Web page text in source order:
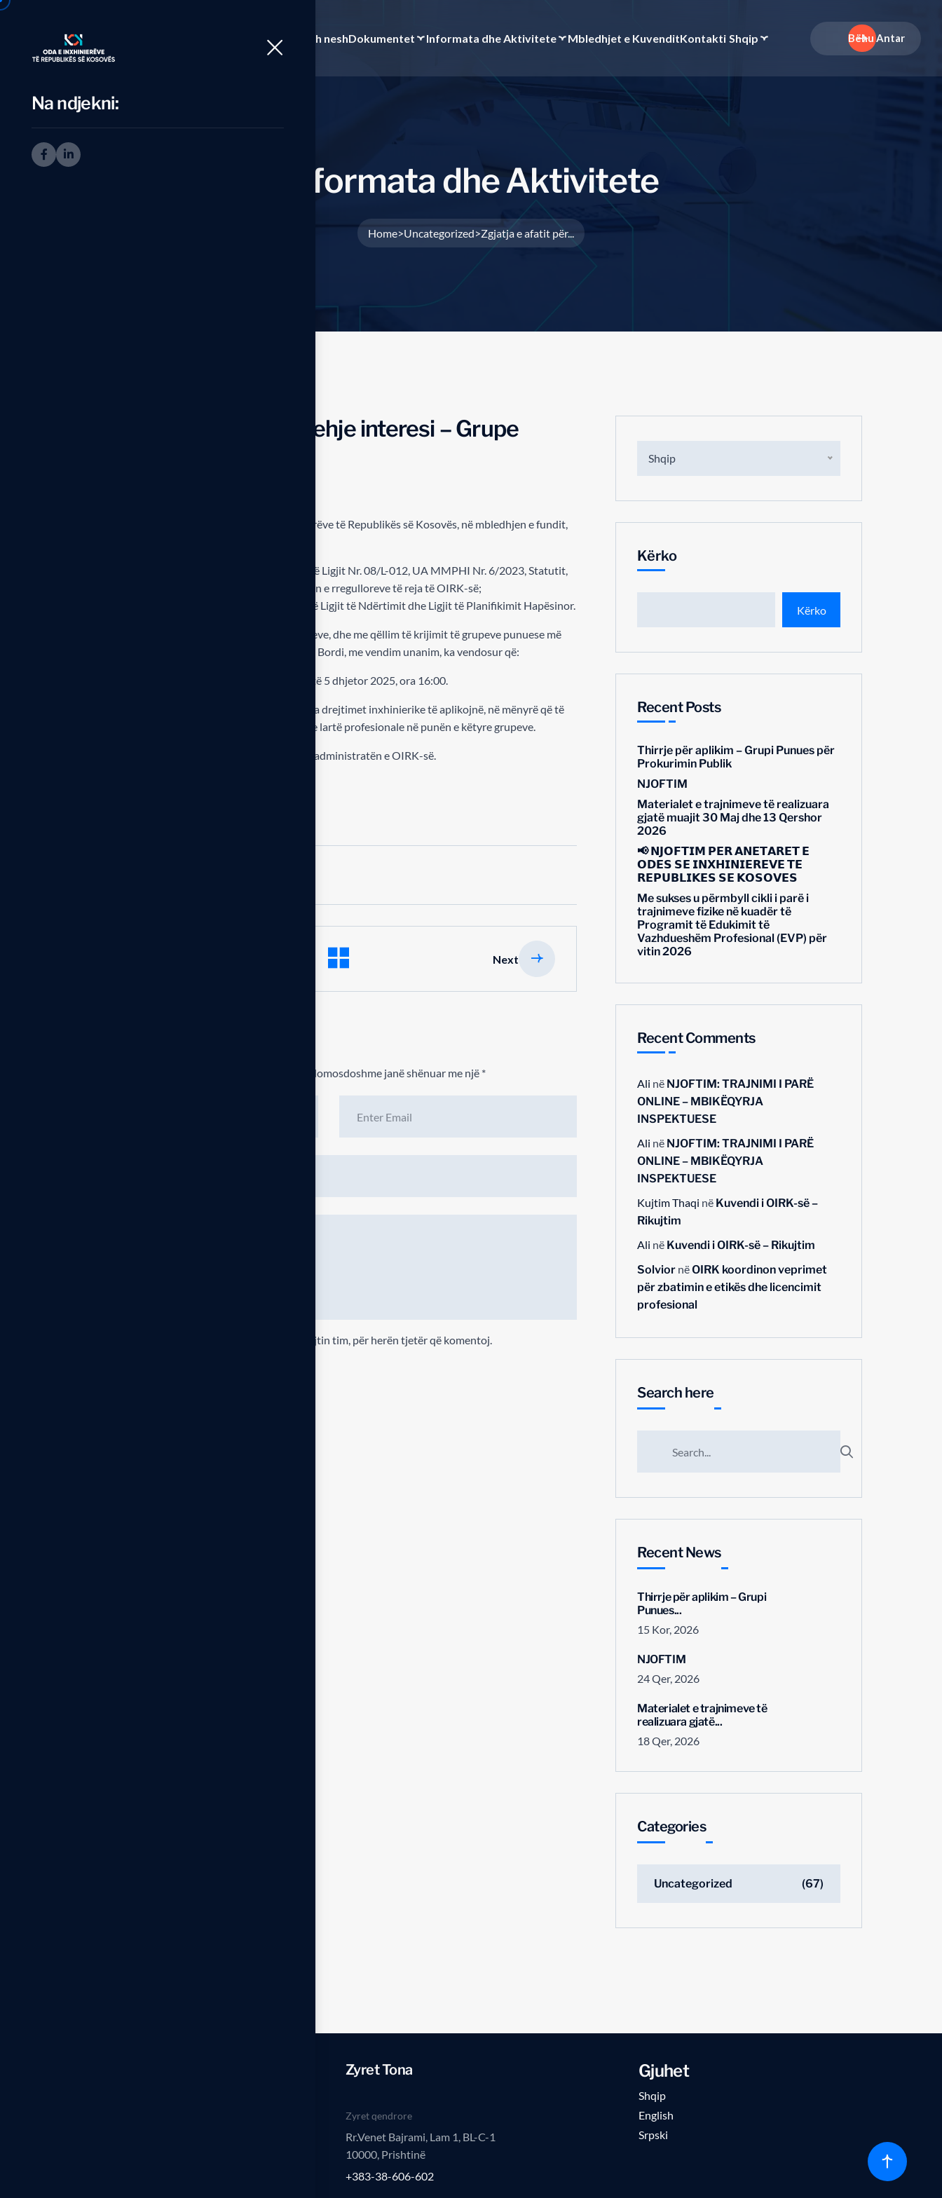
Ballina Rreth neshDokumentet Informata dhe Aktivitete Mbledhjet e KuvenditKontakti Shqip Bëhu Antar
Na ndjekni:
formata dheAktivitete
Home>Uncategorized>Zgjatja e afatit për...
Zgjatja e afatit për shprehje interesi – Grupe
Ju njoftojmë se Bordi Drejtues i Odës së Inxhinierëve të Republikës së Kosovës, në mbledhjen e fundit,
(b) Hartimin e propozimeve për amandamentim të Ligjit Nr. 08/L-012, UA MMPHI Nr. 6/2023, Statutit,
Kodit Etik dhe rregulloreve të tjera, si dhe hartimin e rregulloreve të reja të OIRK-së;
(c) Hartimin e propozimeve për amandamentim të Ligjit të Ndërtimit dhe Ligjit të Planifikimit Hapësinor.
Për shkak të numrit të pamjaftueshëm të aplikimeve, dhe me qëllim të krijimit të grupeve punuese më
përmbajtësore dhe profesionalisht të balancuara, Bordi, me vendim unanim, ka vendosur që:
👉 Afati për shprehje interesi shtyhet deri më datë 5 dhjetor 2025, ora 16:00.
Ftojmë të gjithë anëtarët e interesuar nga të gjitha drejtimet inxhinierike të aplikojnë, në mënyrë që të
sigurohet një përfaqësim më i gjerë dhe cilësi më e lartë profesionale në punën e këtyre grupeve.
Për çdo informacion shtesë, ju lutemi kontaktoni administratën e OIRK-së.
Next
Fushat e domosdoshme janë shënuar me një *
Ruaje në këtë shfletues emrin, email-in dhe sajtin tim, për herën tjetër që komentoj.
Shqip
Kërko
Kërko
Recent Posts
Thirrje për aplikim – Grupi Punues për
Prokurimin Publik
NJOFTIM
Materialet e trajnimeve të realizuara
gjatë muajit 30 Maj dhe 13 Qershor
2026
📢 𝗡𝗝𝗢𝗙𝗧𝗜𝗠 𝗣𝗘̈𝗥 𝗔𝗡𝗘̈𝗧𝗔𝗥𝗘̈𝗧 𝗘
𝗢𝗗𝗘̈𝗦 𝗦𝗘̈ 𝗜𝗡𝗫𝗛𝗜𝗡𝗜𝗘𝗥𝗘̈𝗩𝗘 𝗧𝗘̈
𝗥𝗘𝗣𝗨𝗕𝗟𝗜𝗞𝗘̈𝗦 𝗦𝗘̈ 𝗞𝗢𝗦𝗢𝗩𝗘̈𝗦
Me sukses u përmbyll cikli i parë i
trajnimeve fizike në kuadër të
Programit të Edukimit të
Vazhdueshëm Profesional (EVP) për
vitin 2026
Recent Comments
Ali në NJOFTIM: TRAJNIMI I PARË
ONLINE – MBIKËQYRJA
INSPEKTUESE
Ali në NJOFTIM: TRAJNIMI I PARË
ONLINE – MBIKËQYRJA
INSPEKTUESE
Kujtim Thaqi në Kuvendi i OIRK-së –
Rikujtim
Ali në Kuvendi i OIRK-së – Rikujtim
Solvior nëOIRK koordinon veprimet
për zbatimin e etikës dhe licencimit
profesional
Search here
Recent News
Thirrje për aplikim – Grupi
Punues...
15 Kor, 2026
NJOFTIM
24 Qer, 2026
Materialet e trajnimeve të
realizuara gjatë...
18 Qer, 2026
Categories
Uncategorized (67)
Zyret Tona
Zyret qendrore
Rr.Venet Bajrami, Lam 1, BL-C-1
10000, Prishtinë
+383-38-606-602
Gjuhet
Shqip
English
Srpski